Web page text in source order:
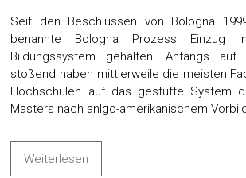
Seit den Beschlüssen von Bologna
benannte Bologna Prozess Einzug
Bildungssystem gehalten. Anfangs auf
stoßend haben mittlerweile die meisten
Hochschulen auf das gestufte System
Masters nach anlgo-amerikanischem
Weiterlesen